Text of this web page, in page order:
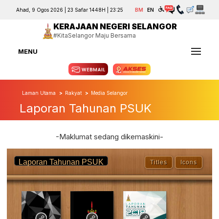
Ahad, 9 Ogos 2026 | 23 Safar 1448H | 23:25 BM EN
KERAJAAN NEGERI SELANGOR
#KitaSelangor Maju Bersama
MENU
Laman Utama Rakyat Media Selangor
Laporan Tahunan PSUK
-Maklumat sedang dikemaskini-
Laporan Tahunan PSUK Titles Icons